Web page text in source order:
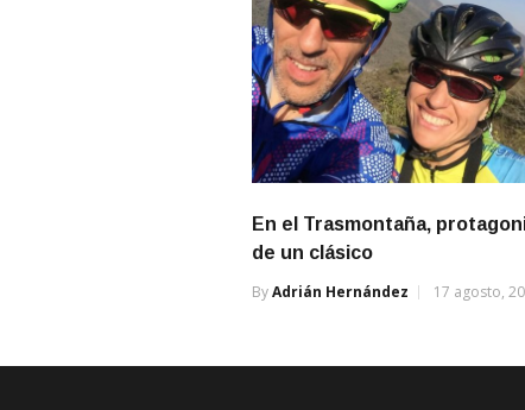
En el Trasmontaña,
de un clásico
ByAdrián Hernández 17 agosto,